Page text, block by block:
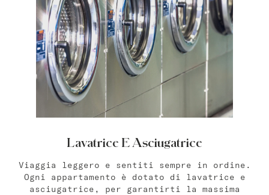
Lavatrice E Asciugatrice
Viaggia leggero e sentiti sempre in ordine.
Ogni appartamento è dotato di lavatrice e
asciugatrice, per garantirti la massima